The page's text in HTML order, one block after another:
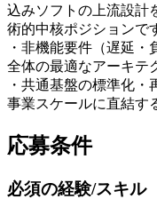
込みソフトの上流設計
術的中核ポジションで
・非機能要件（遅延
全体の最適なアーキテ
・共通基盤の標準化
事業スケールに直結す
応募条件
必須の経験/スキル